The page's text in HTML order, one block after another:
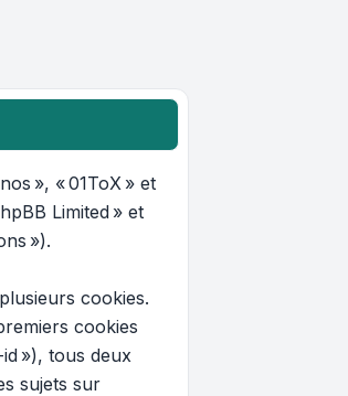
», « 01ToX » et
Limited » et
»).
cookies.
cookies
»), tous deux
sujets sur